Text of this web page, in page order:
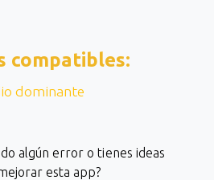
compatibles:
dominante
algún error o tienes ideas
esta app?